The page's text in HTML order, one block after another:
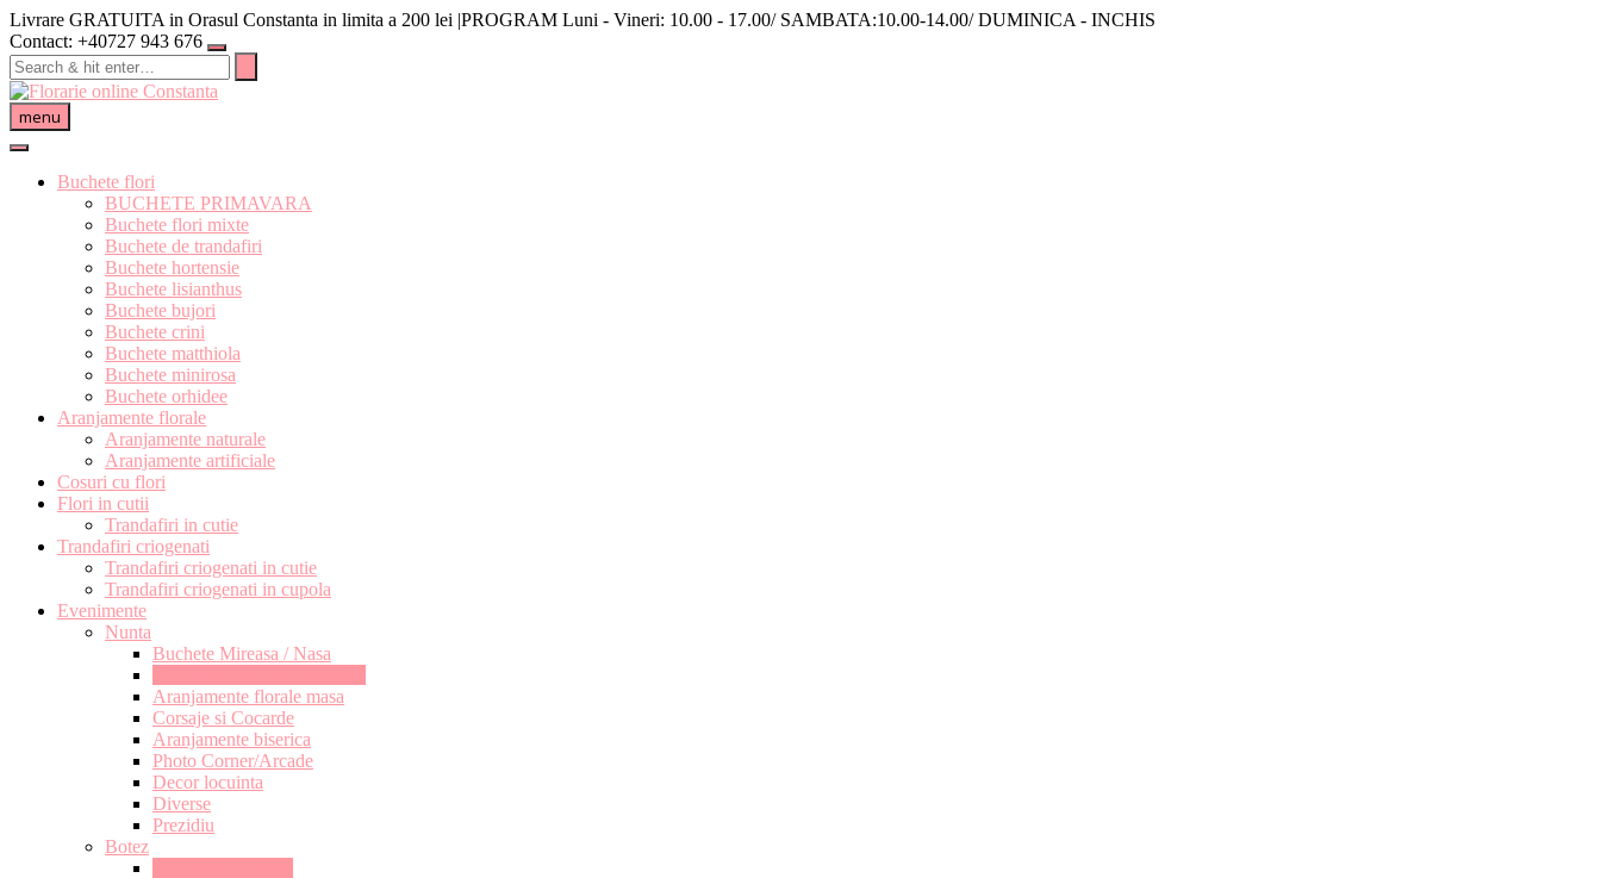
Skip
to
content
Livrare GRATUITA in Orasul Constanta in limita a 200 lei |PROGRAM Luni - Vineri: 10.00 - 17.00/ SAMBATA:10.00-14.00/ DUMINICA - INCHIS
Contact: +40727 943 676
menu
Buchete flori
BUCHETE PRIMAVARA
Buchete flori mixte
Buchete de trandafiri
Buchete hortensie
Buchete lisianthus
Buchete bujori
Buchete crini
Buchete matthiola
Buchete minirosa
Buchete orhidee
Aranjamente florale
Aranjamente naturale
Aranjamente artificiale
Cosuri cu flori
Flori in cutii
Trandafiri in cutie
Trandafiri criogenati
Trandafiri criogenati in cutie
Trandafiri criogenati in cupola
Evenimente
Nunta
Buchete Mireasa / Nasa
Aranjamente florale masa
Corsaje si Cocarde
Aranjamente biserica
Photo Corner/Arcade
Decor locuinta
Diverse
Prezidiu
Botez